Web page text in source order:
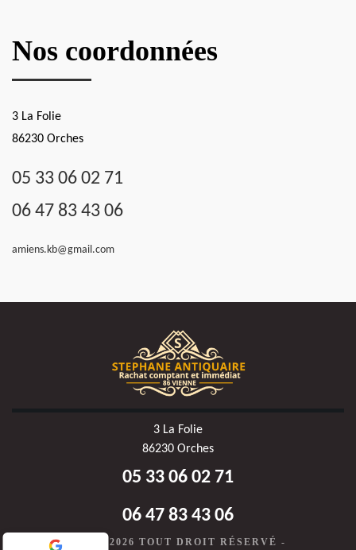
Nos coordonnées
3 La Folie
86230 Orches
05 33 06 02 71
06 47 83 43 06
amiens.kb@gmail.com
3 La Folie
86230 Orches
05 33 06 02 71
06 47 83 43 06
©2020-2026 TOUT DROIT RÉSERVÉ -